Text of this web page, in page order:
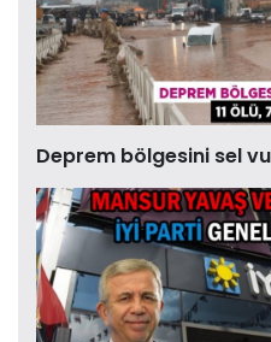
Deprem bölgesini sel